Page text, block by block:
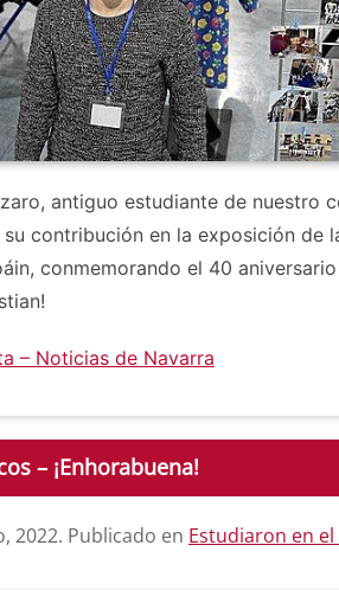
antiguo estudiante de nuestro
contribución en la exposición de
conmemorando el 40
– Noticias de Navarra
– ¡Enhorabuena!
2022. Publicado en Estudiaron en